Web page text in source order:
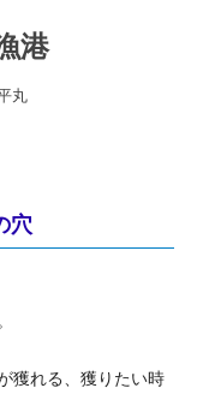
港
丸
穴
獲れる、獲りたい時